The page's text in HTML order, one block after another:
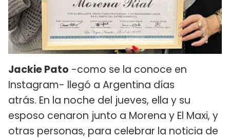
Jackie Pato -como se la conoce en
Instagram- llegó a Argentina días
atrás. En la noche del jueves, ella y su
esposo cenaron junto a Morena y El Maxi, y
otras personas, para celebrar la noticia de